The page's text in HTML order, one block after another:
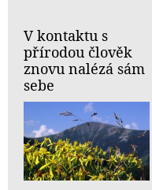
V kontaktu s
přírodou člověk
znovu nalézá sám
sebe